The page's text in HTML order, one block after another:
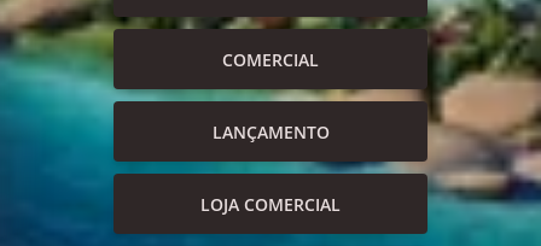
COMERCIAL
LANÇAMENTO
LOJA COMERCIAL